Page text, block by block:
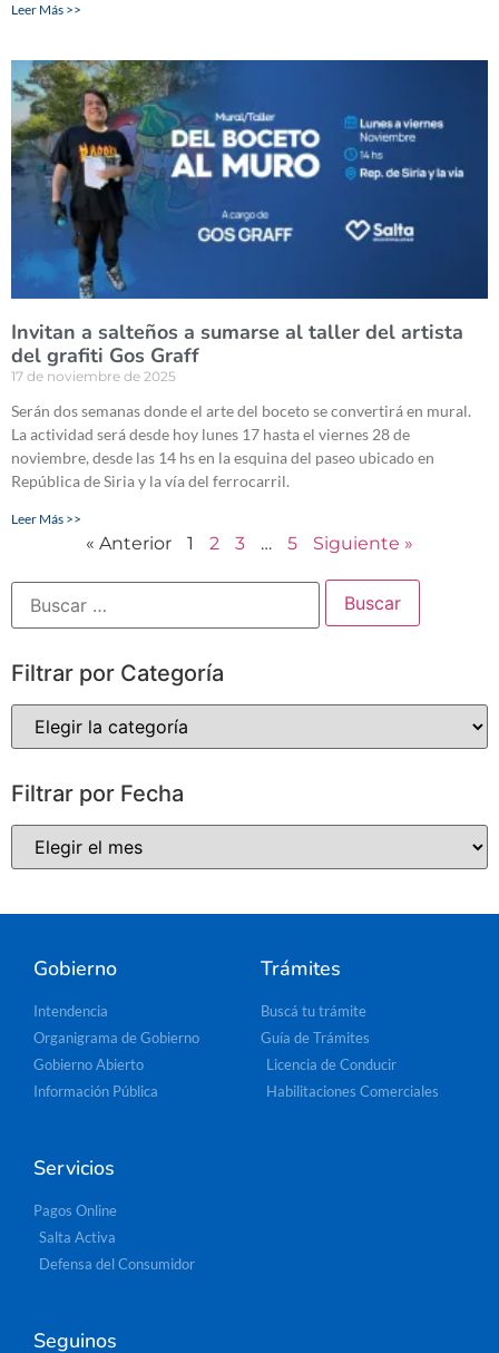
Leer Más >>
Invitan a salteños a sumarse al taller del artista
del grafiti Gos Graff
17 de noviembre de 2025
Serán dos semanas donde el arte del boceto se convertirá en mural.
La actividad será desde hoy lunes 17 hasta el viernes 28 de
noviembre, desde las 14 hs en la esquina del paseo ubicado en
República de Siria y la vía del ferrocarril.
Leer Más >>
« Anterior 1 2 3 … 5 Siguiente »
Filtrar por Categoría
Filtrar por Fecha
Gobierno
Intendencia
Organigrama de Gobierno
Gobierno Abierto
Información Pública
Trámites
Buscá tu trámite
Guía de Trámites
Licencia de Conducir
Habilitaciones Comerciales
Servicios
Pagos Online
Salta Activa
Defensa del Consumidor
Seguinos